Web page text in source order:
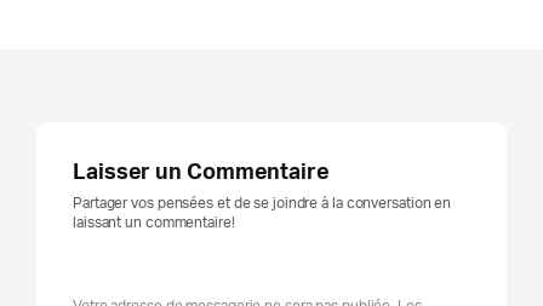
Laisser un Commentaire
Partager vos pensées et de se joindre à la conversation en
laissant un commentaire!